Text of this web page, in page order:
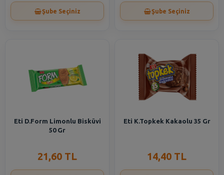
Şube Seçiniz Şube Seçiniz
Eti D.Form Limonlu Bisküvi
50 Gr
21,60 TL
Eti K.Topkek Kakaolu 35 Gr
14,40 TL